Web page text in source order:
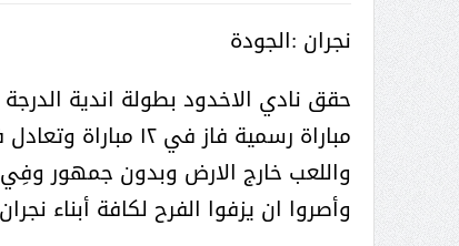
نجران :الجودة
مباراة رسمية فاز
واللعب خارج الارض وبدون جمهور وفِي
وأصروا ان يزفوا الفرح لكافة أبناء
( محمد عوضه البريدي) .. رجل
بمواصفات إنسانية